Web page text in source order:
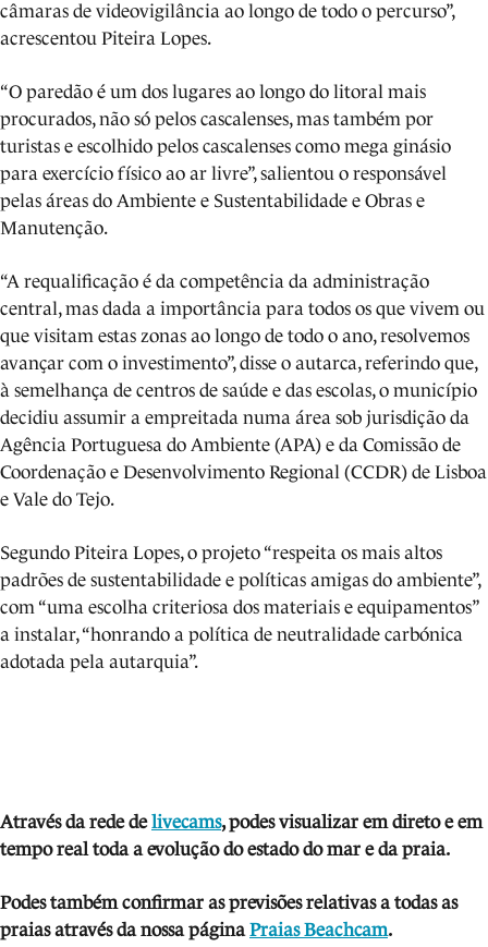
câmaras de videovigilância ao longo de todo o percurso”,
acrescentou Piteira Lopes.
“O paredão é um dos lugares ao longo do litoral mais
procurados, não só pelos cascalenses, mas também por
turistas e escolhido pelos cascalenses como mega ginásio
para exercício físico ao ar livre”, salientou o responsável
pelas áreas do Ambiente e Sustentabilidade e Obras e
Manutenção.
“A requalificação é da competência da administração
central, mas dada a importância para todos os que vivem ou
que visitam estas zonas ao longo de todo o ano, resolvemos
avançar com o investimento”, disse o autarca, referindo que,
à semelhança de centros de saúde e das escolas, o município
decidiu assumir a empreitada numa área sob jurisdição da
Agência Portuguesa do Ambiente (APA) e da Comissão de
Coordenação e Desenvolvimento Regional (CCDR) de Lisboa
e Vale do Tejo.
Segundo Piteira Lopes, o projeto “respeita os mais altos
padrões de sustentabilidade e políticas amigas do ambiente”,
com “uma escolha criteriosa dos materiais e equipamentos”
a instalar, “honrando a política de neutralidade carbónica
adotada pela autarquia”.
Através da rede delivecams, podes visualizar em direto e em
tempo real toda a evolução do estado do mar e da praia.
Podes também confirmar as previsões relativas a todas as
praias através da nossa páginaPraias Beachcam.